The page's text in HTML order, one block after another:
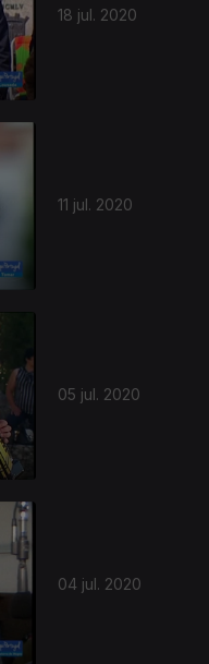
18 jul. 2020
11 jul. 2020
05 jul. 2020
04 jul. 2020